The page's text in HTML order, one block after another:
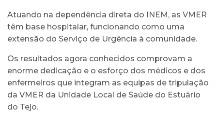
Atuando na dependência direta do INEM, as VMER
têm base hospitalar, funcionando como uma
extensão do Serviço de Urgência à comunidade.
Os resultados agora conhecidos comprovam a
enorme dedicação e o esforço dos médicos e dos
enfermeiros que integram as equipas de tripulação
da VMER da Unidade Local de Saúde do Estuário
do Tejo.